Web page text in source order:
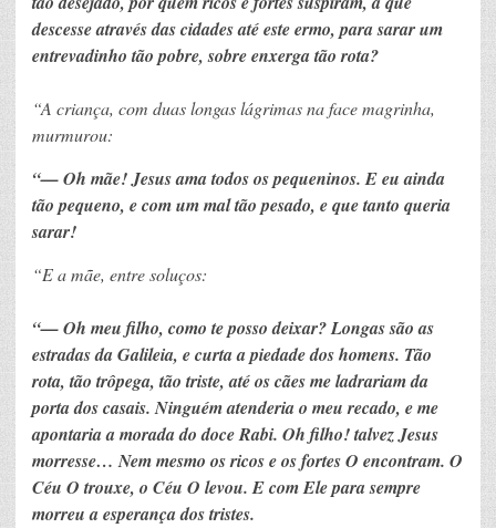
descesse através das cidades até este ermo, para sarar um
entrevadinho tão pobre, sobre enxerga tão rota?
“A criança, com duas longas lágrimas na face magrinha,
murmurou:
“— Oh mãe! Jesus ama todos os pequeninos. E eu ainda
tão pequeno, e com um mal tão pesado, e que tanto queria
sarar!
“E a mãe, entre soluços:
“— Oh meu filho, como te posso deixar? Longas são as
estradas da Galileia, e curta a piedade dos homens. Tão
rota, tão trôpega, tão triste, até os cães me ladrariam da
porta dos casais. Ninguém atenderia o meu recado, e me
apontaria a morada do doce Rabi. Oh filho! talvez Jesus
morresse… Nem mesmo os ricos e os fortes O encontram. O
Céu O trouxe, o Céu O levou. E com Ele para sempre
morreu a esperança dos tristes.